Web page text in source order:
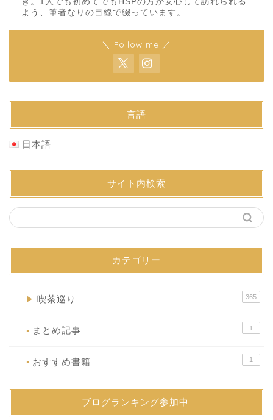
よう、筆者なりの目線で綴っています。
＼ Follow me ／
言語
日本語
サイト内検索
カテゴリー
▶ 喫茶巡り 365
● まとめ記事 1
● おすすめ書籍 1
ブログランキング参加中!